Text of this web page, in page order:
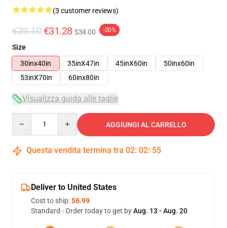
(3 customer reviews)
€39.10 €31.28 $34.00 -20%
Size
30inx40in
35inX47in 45inX60in
50inx60in
53inX70in
60inx80in
Visualizza guida alle taglie
AGGIUNGI AL CARRELLO
Questa vendita termina tra 02: 02: 54
Deliver to United States
Cost to ship:$6.99
Standard - Order today to get byAug. 13 - Aug. 20